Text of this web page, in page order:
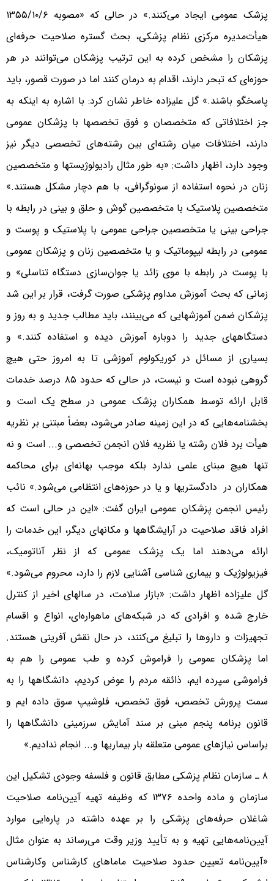
پزشک عمومی ایجاد می‌کنند.» در حالی که «مصوبه ۱۳۵۵/۱۰/۶
هیأت‌مدیره مرکزی نظام پزشکی، بحث گستره صلاحیت حرفه‌ای
پزشکان را مشخص کرده به این ترتیب پزشکان می‌توانند در هر
حوزه‌ای که تبحر دارند، اقدام به درمان کنند اما در صورت قصور، باید
پاسخگو باشند.» گل علیزاده خاطر نشان کرد: با اشاره به اینکه به
جز اختلافاتی که متخصصان و فوق تخصصها با پزشکان عمومی
دارند، اختلافات میان رشته‌ای بین رشته‌های تخصصی دیگر نیز
وجود دارد، اظهار داشت: «به طور مثال رادیولوژیستها و متخصصین
زنان در نحوه استفاده از سونوگرافی، با هم دچار مشکل هستند.»
متخصصین پلاستیک با متخصصین گوش و حلق و بینی در رابطه با
جراحی بینی یا متخصصین جراحی عمومی با پلاستیک و پوست و
عمومی در رابطه لیپوماتیک و یا متخصصین زنان و پزشکان عمومی
با پوست در رابطه با موی زائد یا جوان‌سازی دستگاه تناسلی» و
زمانی که بحث آموزش مداوم پزشکی صورت گرفت، قرار بر این شد
پزشکان ضمن آموزشهایی که می‌بینند، باید مطالب جدید و به روز و
دستگاههای جدید را دوباره آموزش دیده و استفاده کنند.» و
بسیاری از مسائل در کوریکولوم آموزشی تا به امروز حتی هیچ
گروهی نبوده است و نیست، در حالی که حدود ۸۵ درصد خدمات
قابل ارائه توسط همکاران پزشک عمومی در سطح یک است و
بخشنامه‌هایی که در این زمینه صادر می‌شود، بعضاً مبتنی بر نظریه
هیأت برد فلان رشته یا نظریه فلان انجمن تخصصی و... است و نه
تنها هیچ مبنای علمی ندارد بلکه موجب بهانه‌ای برای محاکمه
همکاران در دادگستریها و یا در حوزه‌های انتظامی می‌شود.» نائب
رئیس انجمن پزشکان عمومی ایران گفت: «این در حالی است که
افراد فاقد صلاحیت در آرایشگاهها و مکانهای دیگر، این خدمات را
ارائه می‌دهند اما یک پزشک عمومی که از نظر آناتومیک،
فیزیولوژیک و بیماری شناسی آشنایی لازم را دارد، محروم می‌شود.»
گل علیزاده اظهار داشت: «بازار سلامت، در سالهای اخیر از کنترل
خارج شده و افرادی که در شبکه‌های ماهواره‌ای، انواع و اقسام
تجهیزات و داروها را تبلیغ می‌کنند، در حال نقش آفرینی هستند.
اما پزشکان عمومی را فراموش کرده و طب عمومی را هم به
فراموشی سپرده ایم، ذائقه مردم را عوض کردیم، دانشگاهها را به
سمت پرورش تخصص، فوق تخصص، فلوشیپ سوق داده ایم و
قانون برنامه پنجم مبنی بر سند آمایش سرزمینی دانشگاهها را
براساس نیازهای عمومی متعلقه بار بیماریها و... انجام ندادیم.»
۸ ـ سازمان نظام پزشکی مطابق قانون و فلسفه وجودی تشکیل این
سازمان و ماده واحده ۱۳۷۶ که وظیفه تهیه آیین‌نامه صلاحیت
شاغلان حرفه‌های پزشکی را بر عهده داشته در پاره‌ایی موارد
آیین‌نامه‌هایی تهیه و به تأیید وزیر وقت می‌رساند به عنوان مثال
«آیین‌نامه تعیین حدود صلاحیت ماماهای کارشناس وکارشناس